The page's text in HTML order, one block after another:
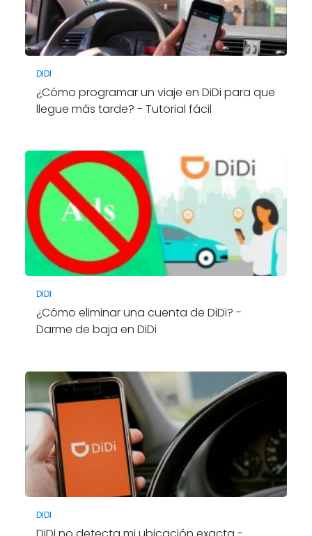
DIDI
¿Cómo programar un viaje en DiDi para que
llegue más tarde? - Tutorial fácil
DIDI
¿Cómo eliminar una cuenta de DiDi? -
Darme de baja en DiDi
DIDI